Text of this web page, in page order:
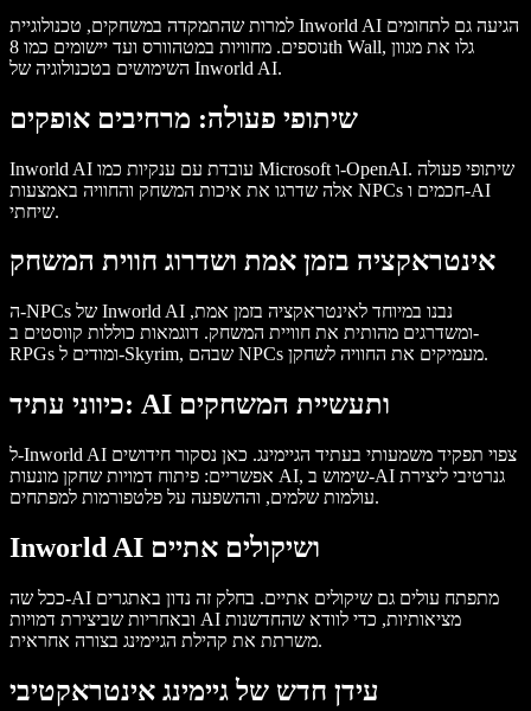
למרות שהתמקדה במשחקים, טכנולוגיית Inworld AI הגיעה גם לתחומים
נוספים. מחוויות במטהוורס ועד יישומים כמו 8th Wall, גלו את מגוון
השימושים בטכנולוגיה של Inworld AI.
שיתופי פעולה: מרחיבים אופקים
Inworld AI עובדת עם ענקיות כמו Microsoft ו-OpenAI. שיתופי פעולה
אלה שדרגו את איכות המשחק והחוויה באמצעות NPCs חכמים ו-AI
שיחתי.
אינטראקציה בזמן אמת ושדרוג חווית המשחק
ה-NPCs של Inworld AI נבנו במיוחד לאינטראקציה בזמן אמת,
ומשדרגים מהותית את חוויית המשחק. דוגמאות כוללות קווסטים ב-
RPGs ומודים ל-Skyrim, שבהם NPCs מעמיקים את החוויה לשחקן.
כיווני עתיד: AI ותעשיית המשחקים
ל-Inworld AI צפוי תפקיד משמעותי בעתיד הגיימינג. כאן נסקור חידושים
אפשריים: פיתוח דמויות שחקן מונעות AI, שימוש ב-AI גנרטיבי ליצירת
עולמות שלמים, וההשפעה על פלטפורמות למפתחים.
Inworld AI ושיקולים אתיים
ככל שה-AI מתפתח עולים גם שיקולים אתיים. בחלק זה נדון באתגרים
ובאחריות שביצירת דמויות AI מציאותיות, כדי לוודא שהחדשנות
משרתת את קהילת הגיימינג בצורה אחראית.
עידן חדש של גיימינג אינטראקטיבי